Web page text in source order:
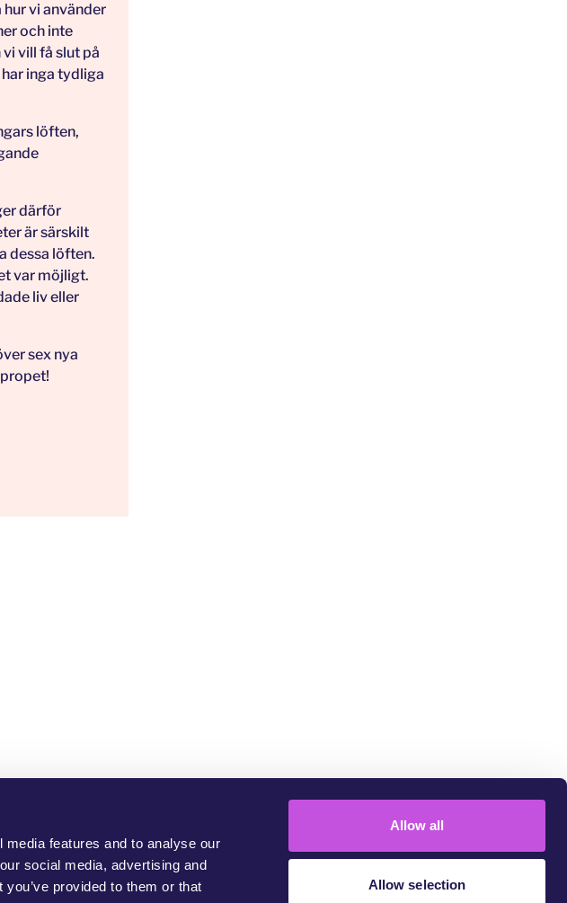
features and to analyse our
social media, advertising and
provided to them or that
Allow all
Allow selection
vi använder
och inte
vill få slut på
inga tydliga
löften,
därför
är särskilt
dessa löften.
var möjligt.
liv eller
sex nya
the environment and to challenge injustice.